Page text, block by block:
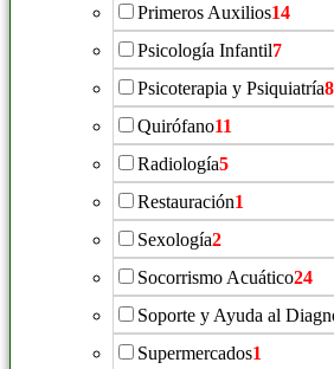
Primeros Auxilios14
Psicología Infantil7
Psicoterapia y Psiquiatría8
Quirófano11
Radiología5
Restauración1
Sexología2
Socorrismo Acuático24
Soporte y Ayuda al
Supermercados1